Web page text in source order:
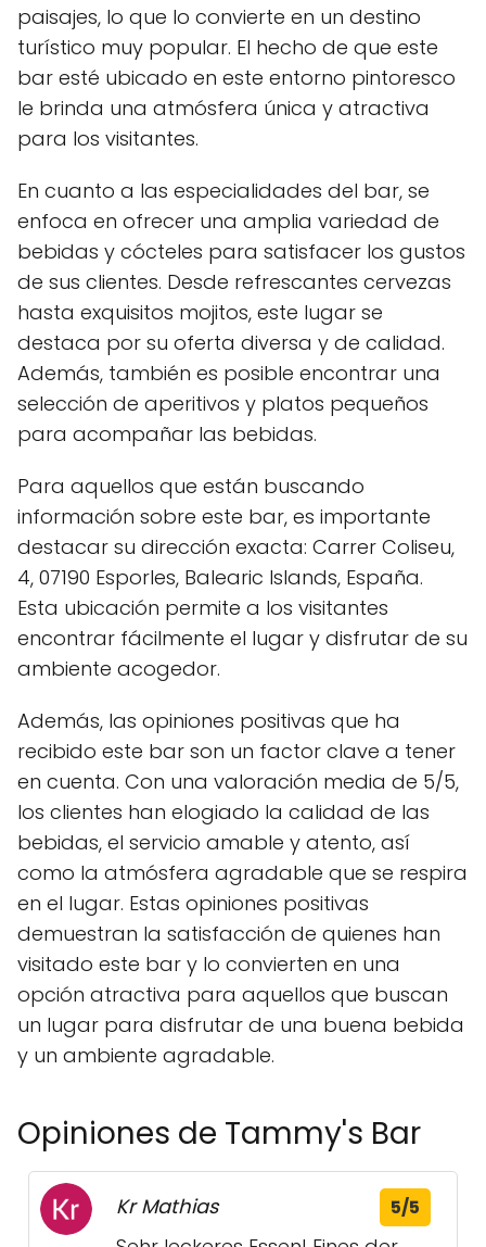
paisajes, lo que lo convierte en un destino
turístico muy popular. El hecho de que este
bar esté ubicado en este entorno pintoresco
le brinda una atmósfera única y atractiva
para los visitantes.
En cuanto a las especialidades del bar, se
enfoca en ofrecer una amplia variedad de
bebidas y cócteles para satisfacer los gustos
de sus clientes. Desde refrescantes cervezas
hasta exquisitos mojitos, este lugar se
destaca por su oferta diversa y de calidad.
Además, también es posible encontrar una
selección de aperitivos y platos pequeños
para acompañar las bebidas.
Para aquellos que están buscando
información sobre este bar, es importante
destacar su dirección exacta: Carrer Coliseu,
4, 07190 Esporles, Balearic Islands, España.
Esta ubicación permite a los visitantes
encontrar fácilmente el lugar y disfrutar de su
ambiente acogedor.
Además, las opiniones positivas que ha
recibido este bar son un factor clave a tener
en cuenta. Con una valoración media de 5/5,
los clientes han elogiado la calidad de las
bebidas, el servicio amable y atento, así
como la atmósfera agradable que se respira
en el lugar. Estas opiniones positivas
demuestran la satisfacción de quienes han
visitado este bar y lo convierten en una
opción atractiva para aquellos que buscan
un lugar para disfrutar de una buena bebida
y un ambiente agradable.
Opiniones de Tammy's Bar
Kr Mathias 5/5